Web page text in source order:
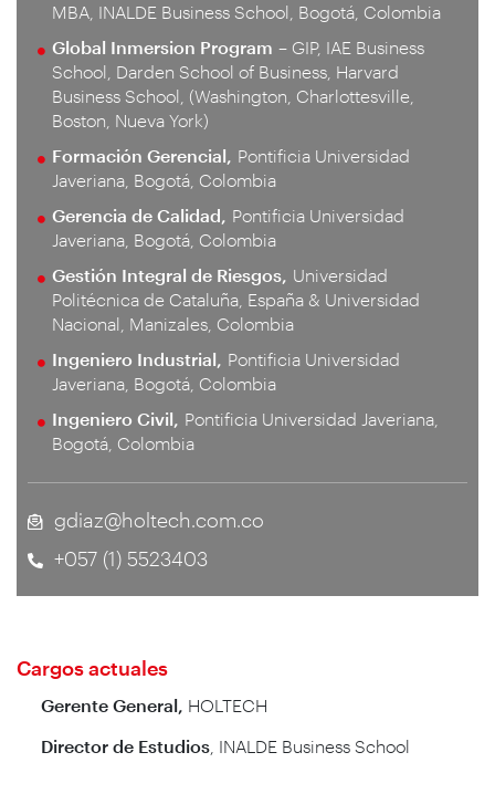
MBA, INALDE Business School, Bogotá, Colombia
Global Inmersion Program – GIP, IAE Business
School, Darden School of Business, Harvard
Business School, (Washington, Charlottesville,
Boston, Nueva York)
Formación Gerencial, Pontificia Universidad
Javeriana, Bogotá, Colombia
Gerencia de Calidad, Pontificia Universidad
Javeriana, Bogotá, Colombia
Gestión Integral de Riesgos, Universidad
Politécnica de Cataluña, España & Universidad
Nacional, Manizales, Colombia
Ingeniero Industrial, Pontificia Universidad
Javeriana, Bogotá, Colombia
Ingeniero Civil, Pontificia Universidad Javeriana,
Bogotá, Colombia
gdiaz@holtech.com.co
+057 (1) 5523403
Cargos actuales
Gerente General, HOLTECH
Director de Estudios , INALDE Business School